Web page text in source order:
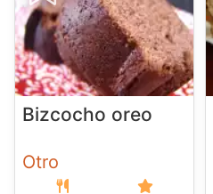
Bizcocho oreo
Otro